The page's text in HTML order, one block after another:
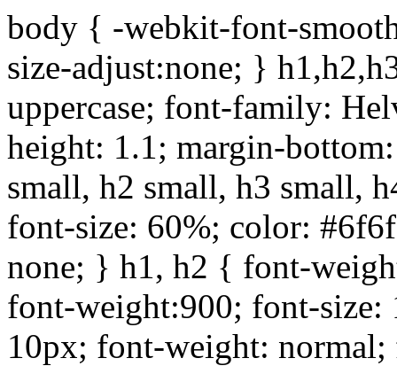
body { -webkit-font-
size-adjust:none; }
uppercase; font-family:
height: 1.1; margin-
small, h2 small, h3 small,
font-size: 60%; color:
none; } h1, h2 { font-
font-weight:900; font-
10px; font-weight: